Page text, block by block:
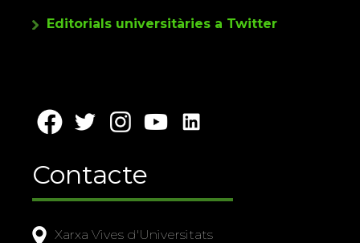
Editorials universitàries a Twitter
Contacte
Xarxa Vives d'Universitats